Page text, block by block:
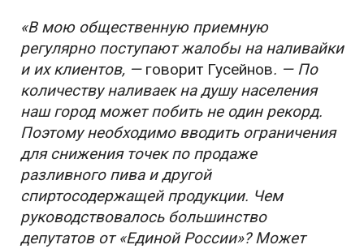
«В мою общественную приемную
регулярно поступают жалобы на наливайки
и их клиентов, — говорит Гусейнов. — По
количеству наливаек на душу населения
наш город может побить не один рекорд.
Поэтому необходимо вводить ограничения
для снижения точек по продаже
разливного пива и другой
спиртосодержащей продукции. Чем
руководствовалось большинство
депутатов от «Единой России»? Может